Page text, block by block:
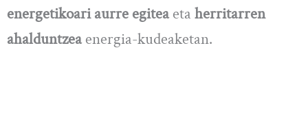
energetikoari aurre egiteaeta herritarren
ahalduntzeaenergia-kudeaketan.